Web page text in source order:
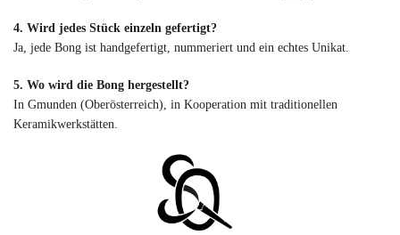
4. Wird jedes Stück einzeln gefertigt?
Ja, jede Bong ist handgefertigt, nummeriert und ein echtes Unikat.
5. Wo wird die Bong hergestellt?
In Gmunden (Oberösterreich), in Kooperation mit traditionellen
Keramikwerkstätten.